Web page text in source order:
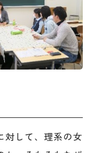
対して、理系の女